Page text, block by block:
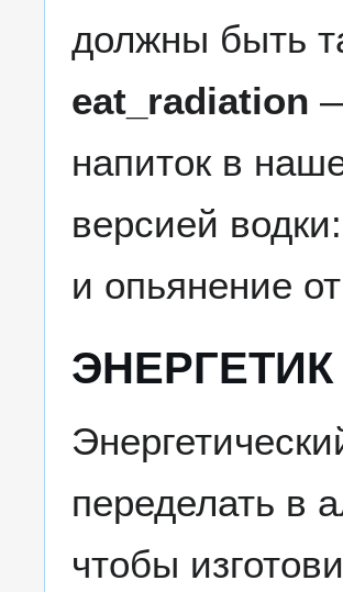
должны быть
eat_radiation
напиток в
версией
и опьянение
ЭНЕРГЕТИК
переделать в
чтобы